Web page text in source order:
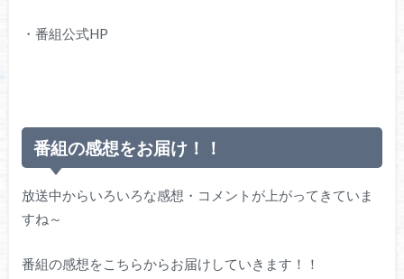
・番組公式HP
番組の感想をお届け！！
放送中からいろいろな感想・コメントが上がってきていま
すね～
番組の感想をこちらからお届けしていきます！！